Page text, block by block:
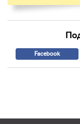
Facebook